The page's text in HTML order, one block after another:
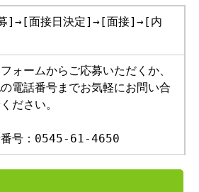
]→[面接日決定]→[面接]→[内
ォームからご応募いただくか、
電話番号までお気軽にお問い合
ださい。
番号：0545-61-4650